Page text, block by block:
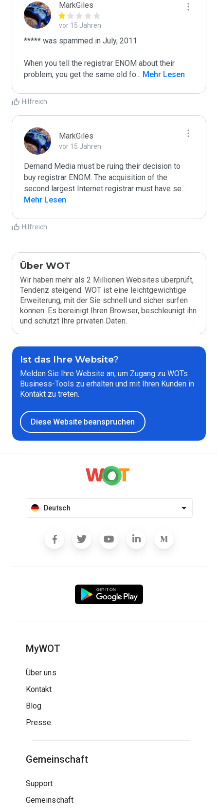
MarkGiles
vor 15 Jahren
***** was spammed in July, 2011
When you tell the registrar ENOM about their
problem, you get the same old fo... Mehr Lesen
Hilfreich
MarkGiles
vor 15 Jahren
Demand Media must be ruing their decision to
buy registrar ENOM. The acquisition of the
second largest Internet registrar must have se...
Mehr Lesen
Hilfreich
Über WOT
Wir haben mehr als 2 Millionen Websites überprüft,
Tendenz steigend. WOT ist eine leichtgewichtige
Erweiterung, mit der Sie schnell und sicher surfen
können. Es bereinigt Ihren Browser, beschleunigt ihn
und schützt Ihre privaten Daten.
Ist das Ihre Website?
Melden Sie Ihre Website an, um Zugang zu WOTs
Business-Tools zu erhalten und mit Ihren Kunden in
Kontakt zu treten.
Diese Website beanspruchen
Deutsch
MyWOT
Über uns
Kontakt
Blog
Presse
Gemeinschaft
Support
Gemeinschaft